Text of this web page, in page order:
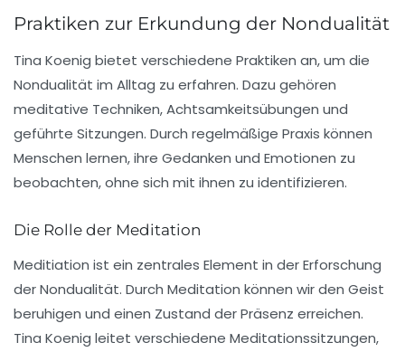
Praktiken zur Erkundung der Nondualität
Tina Koenig bietet verschiedene Praktiken an, um die
Nondualität im Alltag zu erfahren. Dazu gehören
meditative Techniken, Achtsamkeitsübungen und
geführte Sitzungen. Durch regelmäßige Praxis können
Menschen lernen, ihre Gedanken und Emotionen zu
beobachten, ohne sich mit ihnen zu identifizieren.
Die Rolle der Meditation
Meditiation ist ein zentrales Element in der Erforschung
der Nondualität. Durch Meditation können wir den Geist
beruhigen und einen Zustand der Präsenz erreichen.
Tina Koenig leitet verschiedene Meditationssitzungen,